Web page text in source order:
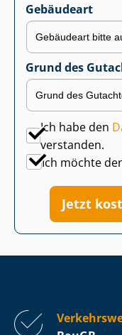
Gebäudeart
Grund des
Ich habe den
verstanden.
Ich möchte
Jetzt